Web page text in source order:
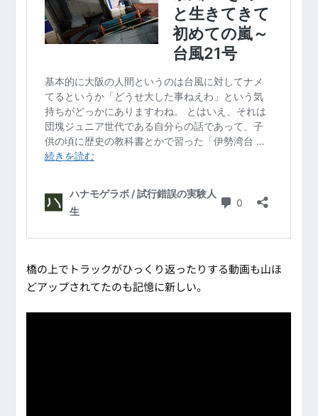
橋の上でトラックがひっくり返ったりする動画も山ほ
どアップされてたのも記憶に新しい。